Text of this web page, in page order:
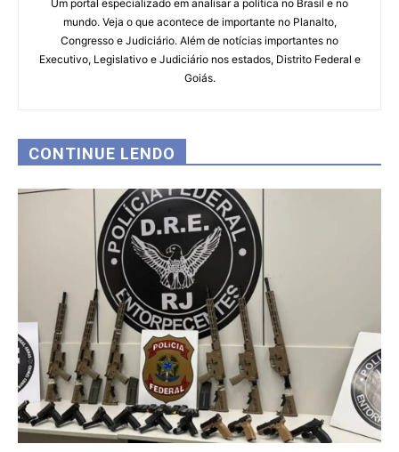
Um portal especializado em analisar a política no Brasil e no
mundo. Veja o que acontece de importante no Planalto,
Congresso e Judiciário. Além de notícias importantes no
Executivo, Legislativo e Judiciário nos estados, Distrito Federal e
Goiás.
CONTINUE LENDO